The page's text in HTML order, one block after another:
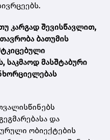
კარგად შევისწავლით,
ბათუმის
საკმაოდ მასშტაბური
და
ობიექტების